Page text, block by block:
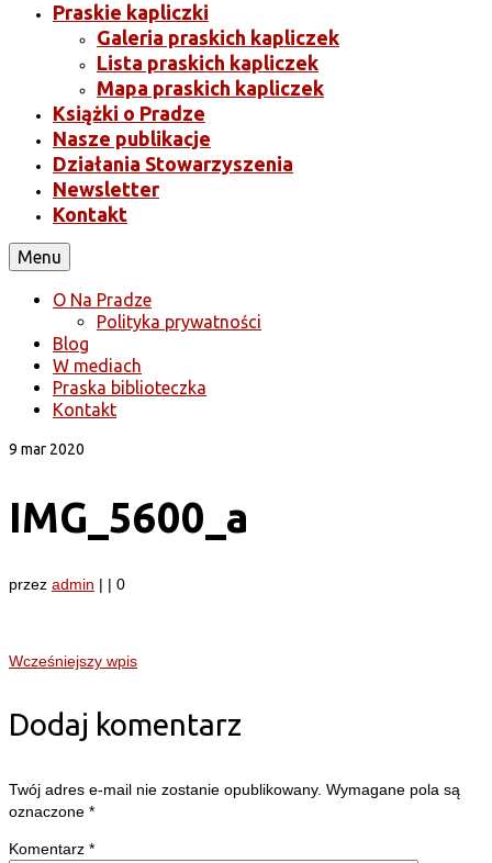
Praskie kapliczki
Galeria praskich kapliczek
Lista praskich kapliczek
Mapa praskich kapliczek
Książki o Pradze
Nasze publikacje
Działania Stowarzyszenia
Newsletter
Kontakt
Menu
O Na Pradze
Polityka prywatności
Blog
W mediach
Praska biblioteczka
Kontakt
9 mar 2020
IMG_5600_a
przez admin | | 0
Wcześniejszy wpis
Dodaj komentarz
Twój adres e-mail nie zostanie opublikowany. Wymagane pola są
oznaczone *
Komentarz *